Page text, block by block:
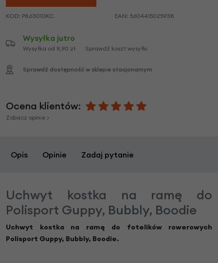
KOD: P863010KC EAN: 5604415025938
Wysyłka jutro
Wysyłka od 9,90 zł Sprawdź koszt wysyłki
Sprawdź dostępność w sklepie stacjonarnym
Ocena klientów:
Zobacz opinie >
Opis Opinie Zadaj pytanie
Uchwyt kostka na ramę do
Polisport Guppy, Bubbly, Boodie
Uchwyt kostka na ramę do fotelików rowerowych
Polisport Guppy, Bubbly, Boodie.